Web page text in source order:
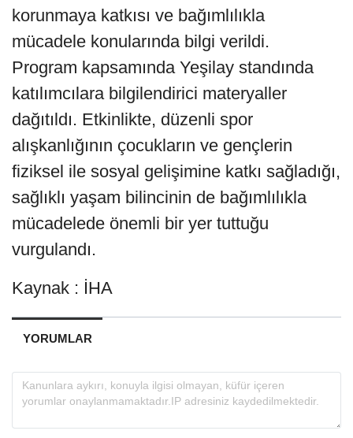
korunmaya katkısı ve bağımlılıkla
mücadele konularında bilgi verildi.
Program kapsamında Yeşilay standında
katılımcılara bilgilendirici materyaller
dağıtıldı. Etkinlikte, düzenli spor
alışkanlığının çocukların ve gençlerin
fiziksel ile sosyal gelişimine katkı sağladığı,
sağlıklı yaşam bilincinin de bağımlılıkla
mücadelede önemli bir yer tuttuğu
vurgulandı.
Kaynak : İHA
YORUMLAR